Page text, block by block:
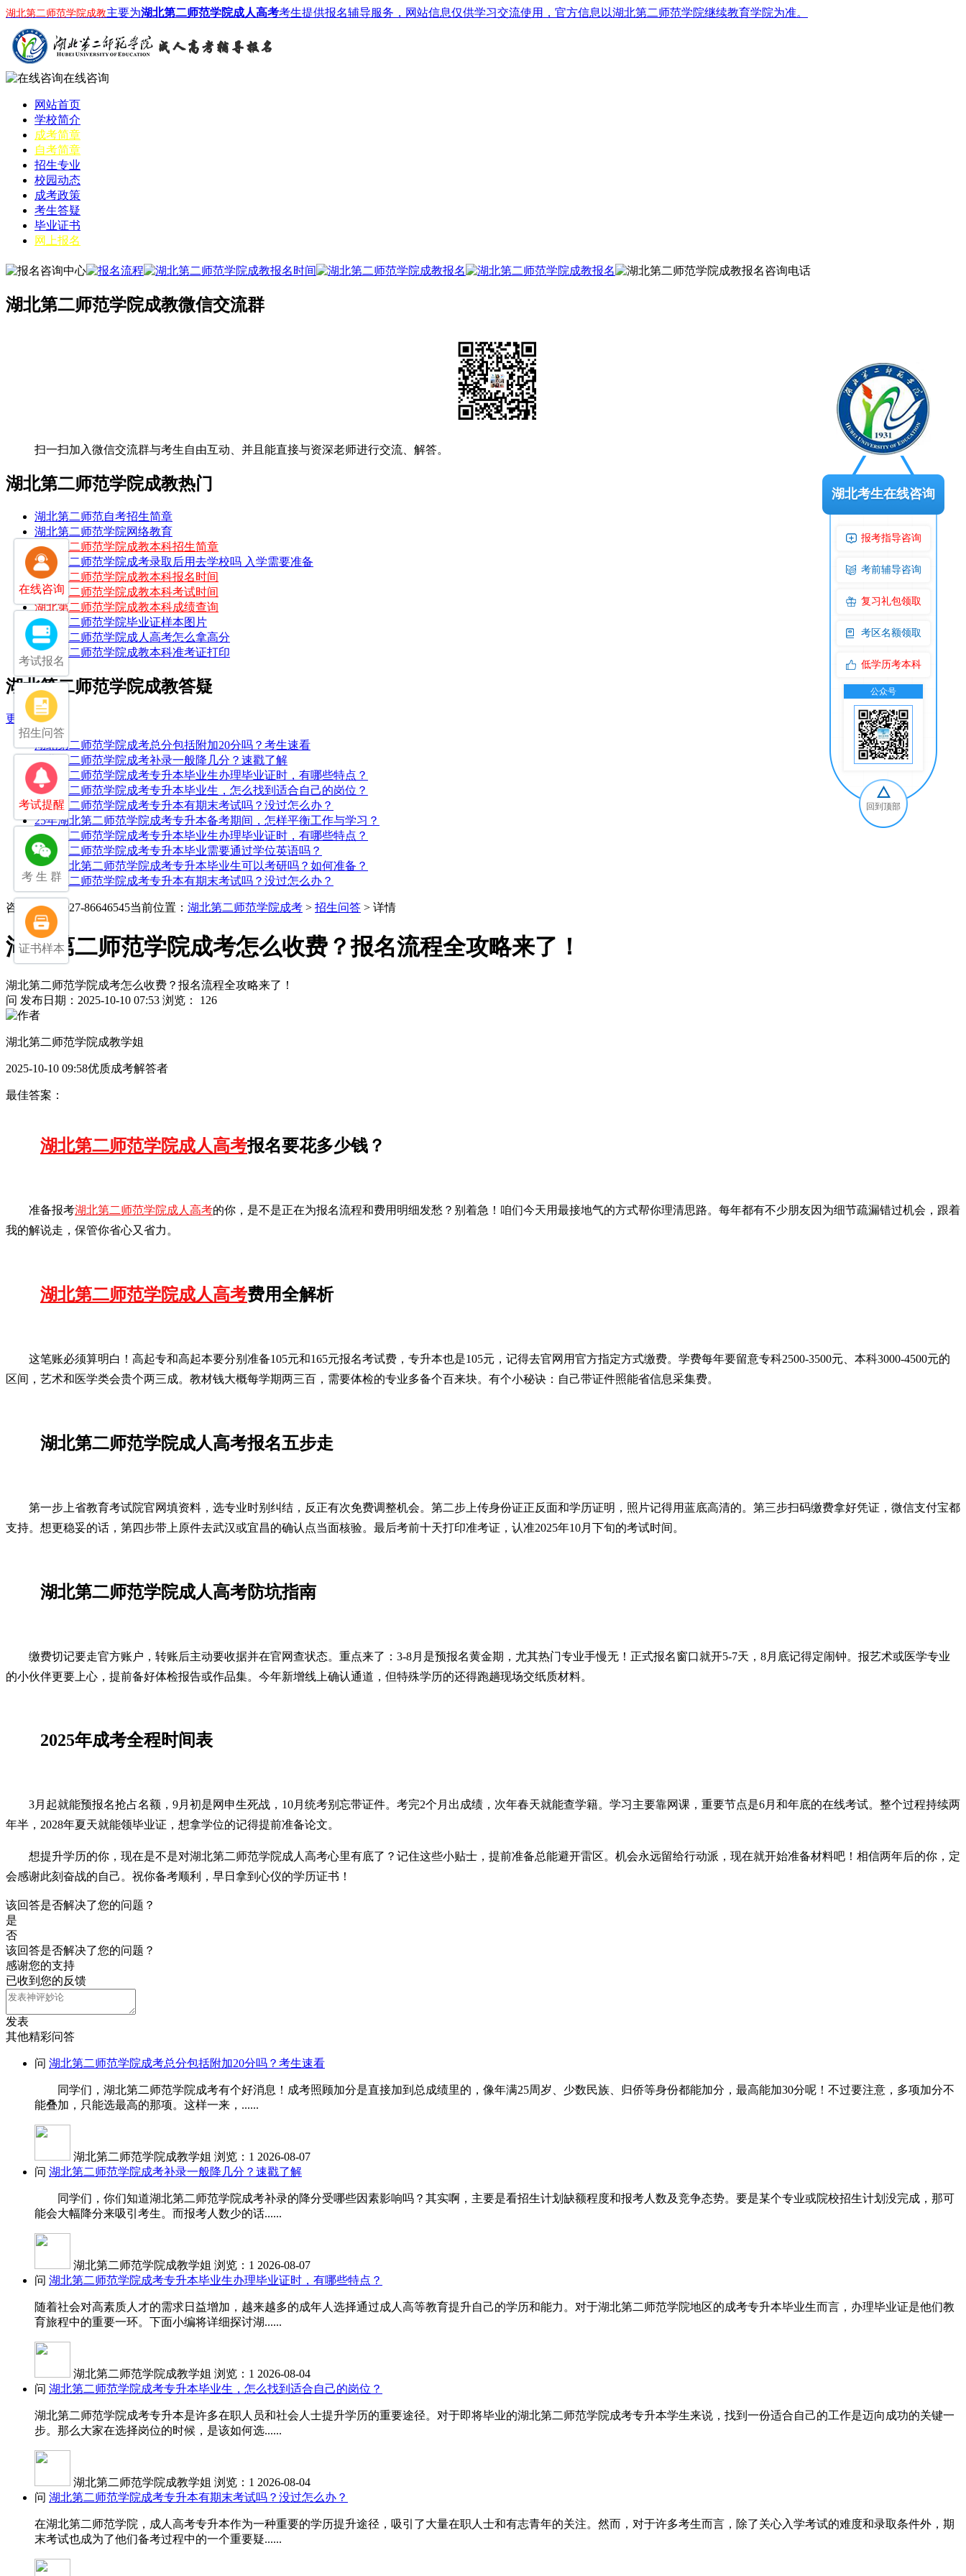
湖北第二师范学院成教主要为湖北第二师范学院成人高考考生提供报名辅导服务，网站信息仅供学习交流使用，官方信息以湖北第二师范学院继续教育学院为准。
在线咨询
网站首页
学校简介
成考简章
自考简章
招生专业
校园动态
成考政策
考生答疑
毕业证书
网上报名
湖北第二师范学院成教微信交流群
扫一扫加入微信交流群与考生自由互动、并且能直接与资深老师进行交流、解答。
湖北第二师范学院成教热门
湖北第二师范自考招生简章
湖北第二师范学院网络教育
湖北第二师范学院成教本科招生简章
湖北第二师范学院成考录取后用去学校吗 入学需要准备
湖北第二师范学院成教本科报名时间
湖北第二师范学院成教本科考试时间
湖北第二师范学院成教本科成绩查询
湖北第二师范学院毕业证样本图片
湖北第二师范学院成人高考怎么拿高分
湖北第二师范学院成教本科准考证打印
湖北第二师范学院成教答疑
更多
湖北第二师范学院成考总分包括附加20分吗？考生速看
湖北第二师范学院成考补录一般降几分？速戳了解
湖北第二师范学院成考专升本毕业生办理毕业证时，有哪些特点？
湖北第二师范学院成考专升本毕业生，怎么找到适合自己的岗位？
湖北第二师范学院成考专升本有期末考试吗？没过怎么办？
25年湖北第二师范学院成考专升本备考期间，怎样平衡工作与学习？
湖北第二师范学院成考专升本毕业生办理毕业证时，有哪些特点？
湖北第二师范学院成考专升本毕业需要通过学位英语吗？
25年湖北第二师范学院成考专升本毕业生可以考研吗？如何准备？
湖北第二师范学院成考专升本有期末考试吗？没过怎么办？
咨询电话：027-86646545当前位置： 湖北第二师范学院成考 > 招生问答 > 详情
湖北第二师范学院成考怎么收费？报名流程全攻略来了！
湖北第二师范学院成考怎么收费？报名流程全攻略来了！
问 发布日期：2025-10-10 07:53 浏览： 126
湖北第二师范学院成教学姐
2025-10-10 09:58优质成考解答者
最佳答案：
湖北第二师范学院成人高考报名要花多少钱？
准备报考湖北第二师范学院成人高考的你，是不是正在为报名流程和费用明细发愁？别着急！咱们今天用最接地气的方式帮你理清思路。每年都有不少朋友因为细节疏漏错过机会，跟着
我的解说走，保管你省心又省力。
湖北第二师范学院成人高考费用全解析
这笔账必须算明白！高起专和高起本要分别准备105元和165元报名考试费，专升本也是105元，记得去官网用官方指定方式缴费。学费每年要留意专科2500-3500元、本科3000-4500元的
区间，艺术和医学类会贵个两三成。教材钱大概每学期两三百，需要体检的专业多备个百来块。有个小秘诀：自己带证件照能省信息采集费。
湖北第二师范学院成人高考报名五步走
第一步上省教育考试院官网填资料，选专业时别纠结，反正有次免费调整机会。第二步上传身份证正反面和学历证明，照片记得用蓝底高清的。第三步扫码缴费拿好凭证，微信支付宝都
支持。想更稳妥的话，第四步带上原件去武汉或宜昌的确认点当面核验。最后考前十天打印准考证，认准2025年10月下旬的考试时间。
湖北第二师范学院成人高考防坑指南
缴费切记要走官方账户，转账后主动要收据并在官网查状态。重点来了：3-8月是预报名黄金期，尤其热门专业手慢无！正式报名窗口就开5-7天，8月底记得定闹钟。报艺术或医学专业
的小伙伴更要上心，提前备好体检报告或作品集。今年新增线上确认通道，但特殊学历的还得跑趟现场交纸质材料。
2025年成考全程时间表
3月起就能预报名抢占名额，9月初是网申生死战，10月统考别忘带证件。考完2个月出成绩，次年春天就能查学籍。学习主要靠网课，重要节点是6月和年底的在线考试。整个过程持续两
年半，2028年夏天就能领毕业证，想拿学位的记得提前准备论文。
想提升学历的你，现在是不是对湖北第二师范学院成人高考心里有底了？记住这些小贴士，提前准备总能避开雷区。机会永远留给行动派，现在就开始准备材料吧！相信两年后的你，定
会感谢此刻奋战的自己。祝你备考顺利，早日拿到心仪的学历证书！
该回答是否解决了您的问题？
是
否
该回答是否解决了您的问题？
感谢您的支持
已收到您的反馈
发表
其他精彩问答
问 湖北第二师范学院成考总分包括附加20分吗？考生速看
同学们，湖北第二师范学院成考有个好消息！成考照顾加分是直接加到总成绩里的，像年满25周岁、少数民族、归侨等身份都能加分，最高能加30分呢！不过要注意，多项加分不
能叠加，只能选最高的那项。这样一来，......
湖北第二师范学院成教学姐 浏览：1 2026-08-07
问 湖北第二师范学院成考补录一般降几分？速戳了解
同学们，你们知道湖北第二师范学院成考补录的降分受哪些因素影响吗？其实啊，主要是看招生计划缺额程度和报考人数及竞争态势。要是某个专业或院校招生计划没完成，那可
能会大幅降分来吸引考生。而报考人数少的话......
湖北第二师范学院成教学姐 浏览：1 2026-08-07
问 湖北第二师范学院成考专升本毕业生办理毕业证时，有哪些特点？
随着社会对高素质人才的需求日益增加，越来越多的成年人选择通过成人高等教育提升自己的学历和能力。对于湖北第二师范学院地区的成考专升本毕业生而言，办理毕业证是他们教
育旅程中的重要一环。下面小编将详细探讨湖......
湖北第二师范学院成教学姐 浏览：1 2026-08-04
问 湖北第二师范学院成考专升本毕业生，怎么找到适合自己的岗位？
湖北第二师范学院成考专升本是许多在职人员和社会人士提升学历的重要途径。对于即将毕业的湖北第二师范学院成考专升本学生来说，找到一份适合自己的工作是迈向成功的关键一
步。那么大家在选择岗位的时候，是该如何选......
湖北第二师范学院成教学姐 浏览：1 2026-08-04
问 湖北第二师范学院成考专升本有期末考试吗？没过怎么办？
在湖北第二师范学院，成人高考专升本作为一种重要的学历提升途径，吸引了大量在职人士和有志青年的关注。然而，对于许多考生而言，除了关心入学考试的难度和录取条件外，期
末考试也成为了他们备考过程中的一个重要疑......
在线咨询
考试报名
招生问答
考试提醒
考 生 群
证书样本
湖北考生在线咨询
报考指导咨询
考前辅导咨询
复习礼包领取
考区名额领取
低学历考本科
公众号
回到顶部